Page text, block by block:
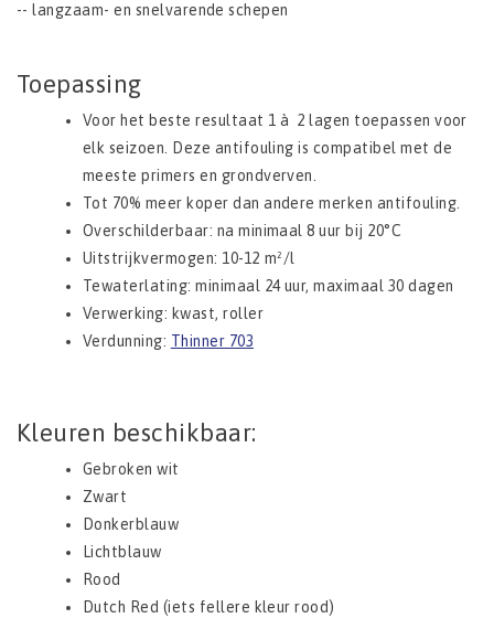
-- langzaam- en snelvarende schepen
Toepassing
Voor het beste resultaat 1 à 2 lagen toepassen voor
elk seizoen. Deze antifouling is compatibel met de
meeste primers en grondverven.
Tot 70% meer koper dan andere merken antifouling.
Overschilderbaar: na minimaal 8 uur bij 20°C
Uitstrijkvermogen: 10-12 m²/l
Tewaterlating: minimaal 24 uur, maximaal 30 dagen
Verwerking: kwast, roller
Verdunning: Thinner 703
Kleuren beschikbaar:
Gebroken wit
Zwart
Donkerblauw
Lichtblauw
Rood
Dutch Red (iets fellere kleur rood)